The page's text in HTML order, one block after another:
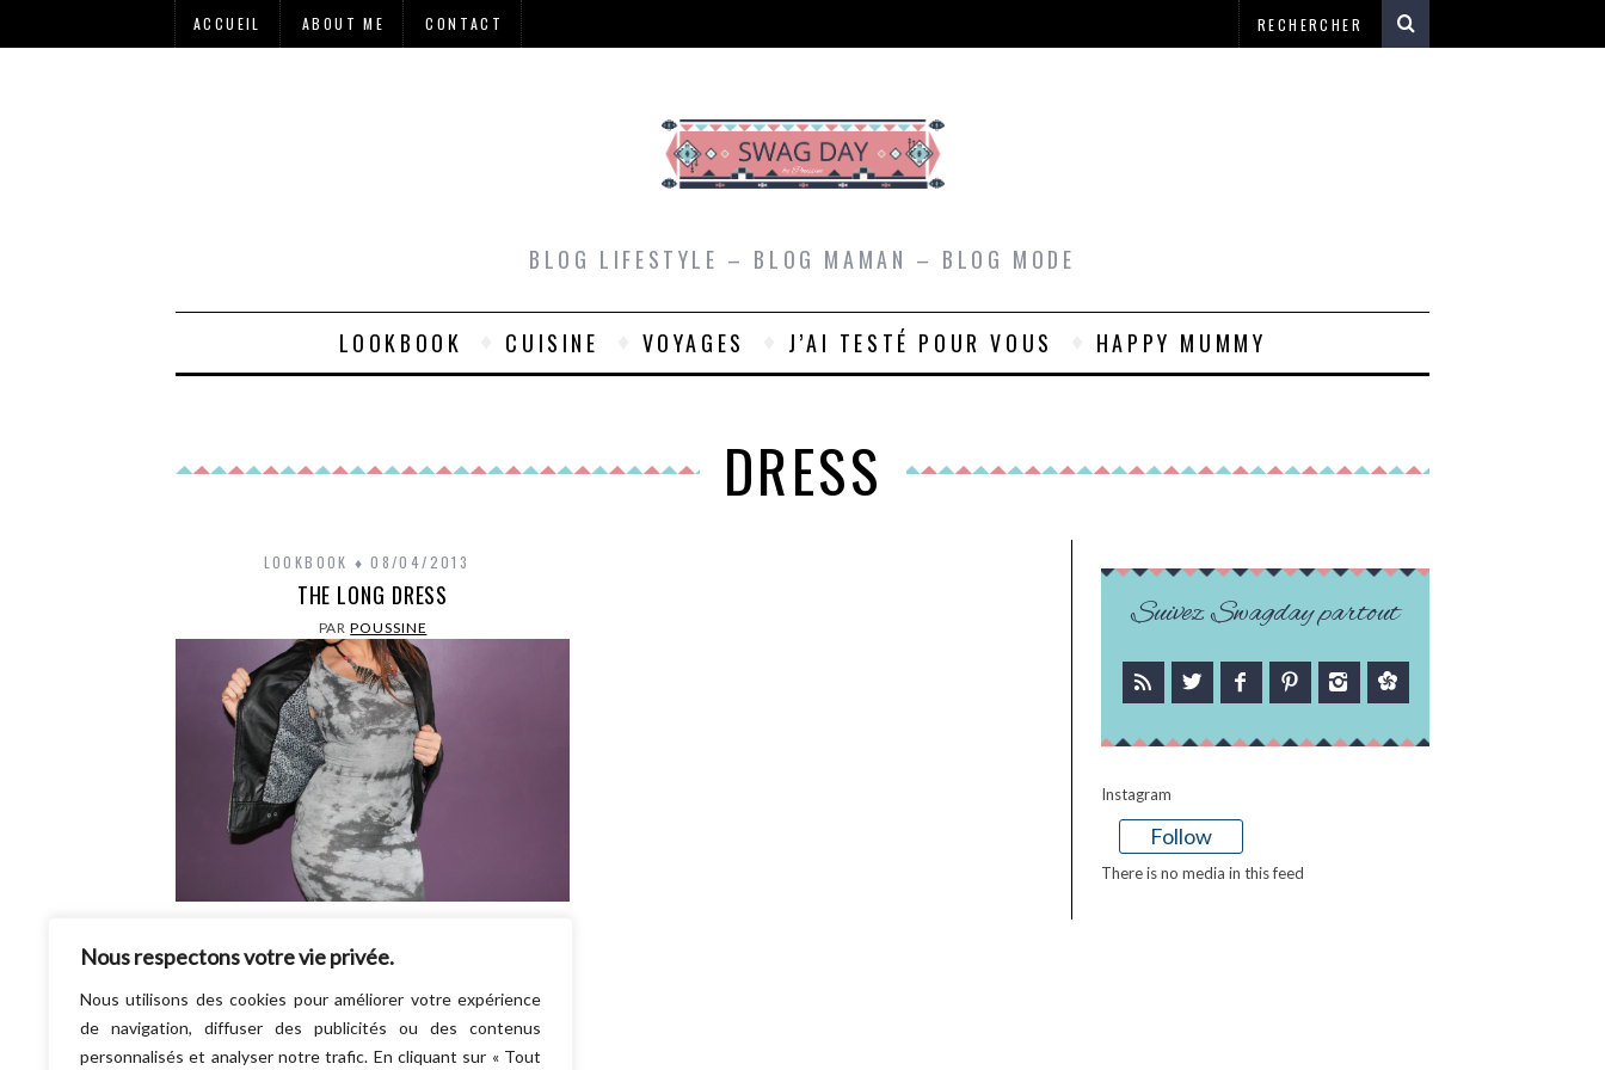
Nous respectons votre vie privée.
Nous utilisons des cookies pour améliorer votre expérience
de navigation, diffuser des publicités ou des contenus
personnalisés et analyser notre trafic. En cliquant sur « Tout
ACCUEIL ABOUT ME CONTACT
BLOG LIFESTYLE – BLOG MAMAN – BLOG MODE
LOOKBOOK CUISINE VOYAGES J’AI TESTÉ POUR VOUS HAPPY MUMMY
DRESS
LOOKBOOK 08/04/2013
THE LONG DRESS
PARPOUSSINE
semaine ? Moi… pas du tout ! lol. Et toi, ton
LIRE LA SUITE
Suivez Swagday partout
Instagram
Follow
There is no media in this feed